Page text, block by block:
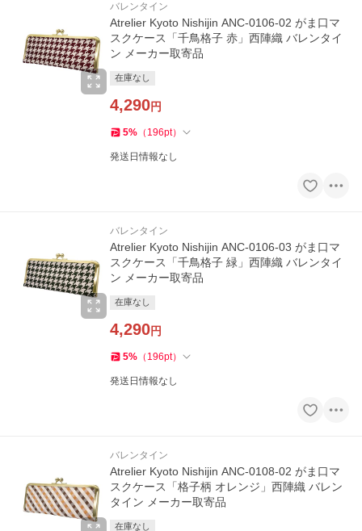
バレンタイン
Atrelier Kyoto Nishijin ANC-0106-02 がま口マ
スクケース「千鳥格子 赤」西陣織 バレンタイ
ン メーカー取寄品
在庫なし
4,290円
5% （ 196pt）
発送日情報なし
バレンタイン
Atrelier Kyoto Nishijin ANC-0106-03 がま口マ
スクケース「千鳥格子 緑」西陣織 バレンタイ
ン メーカー取寄品
在庫なし
4,290円
5% （ 196pt）
発送日情報なし
バレンタイン
Atrelier Kyoto Nishijin ANC-0108-02 がま口マ
スクケース「格子柄 オレンジ」西陣織 バレン
タイン メーカー取寄品
在庫なし